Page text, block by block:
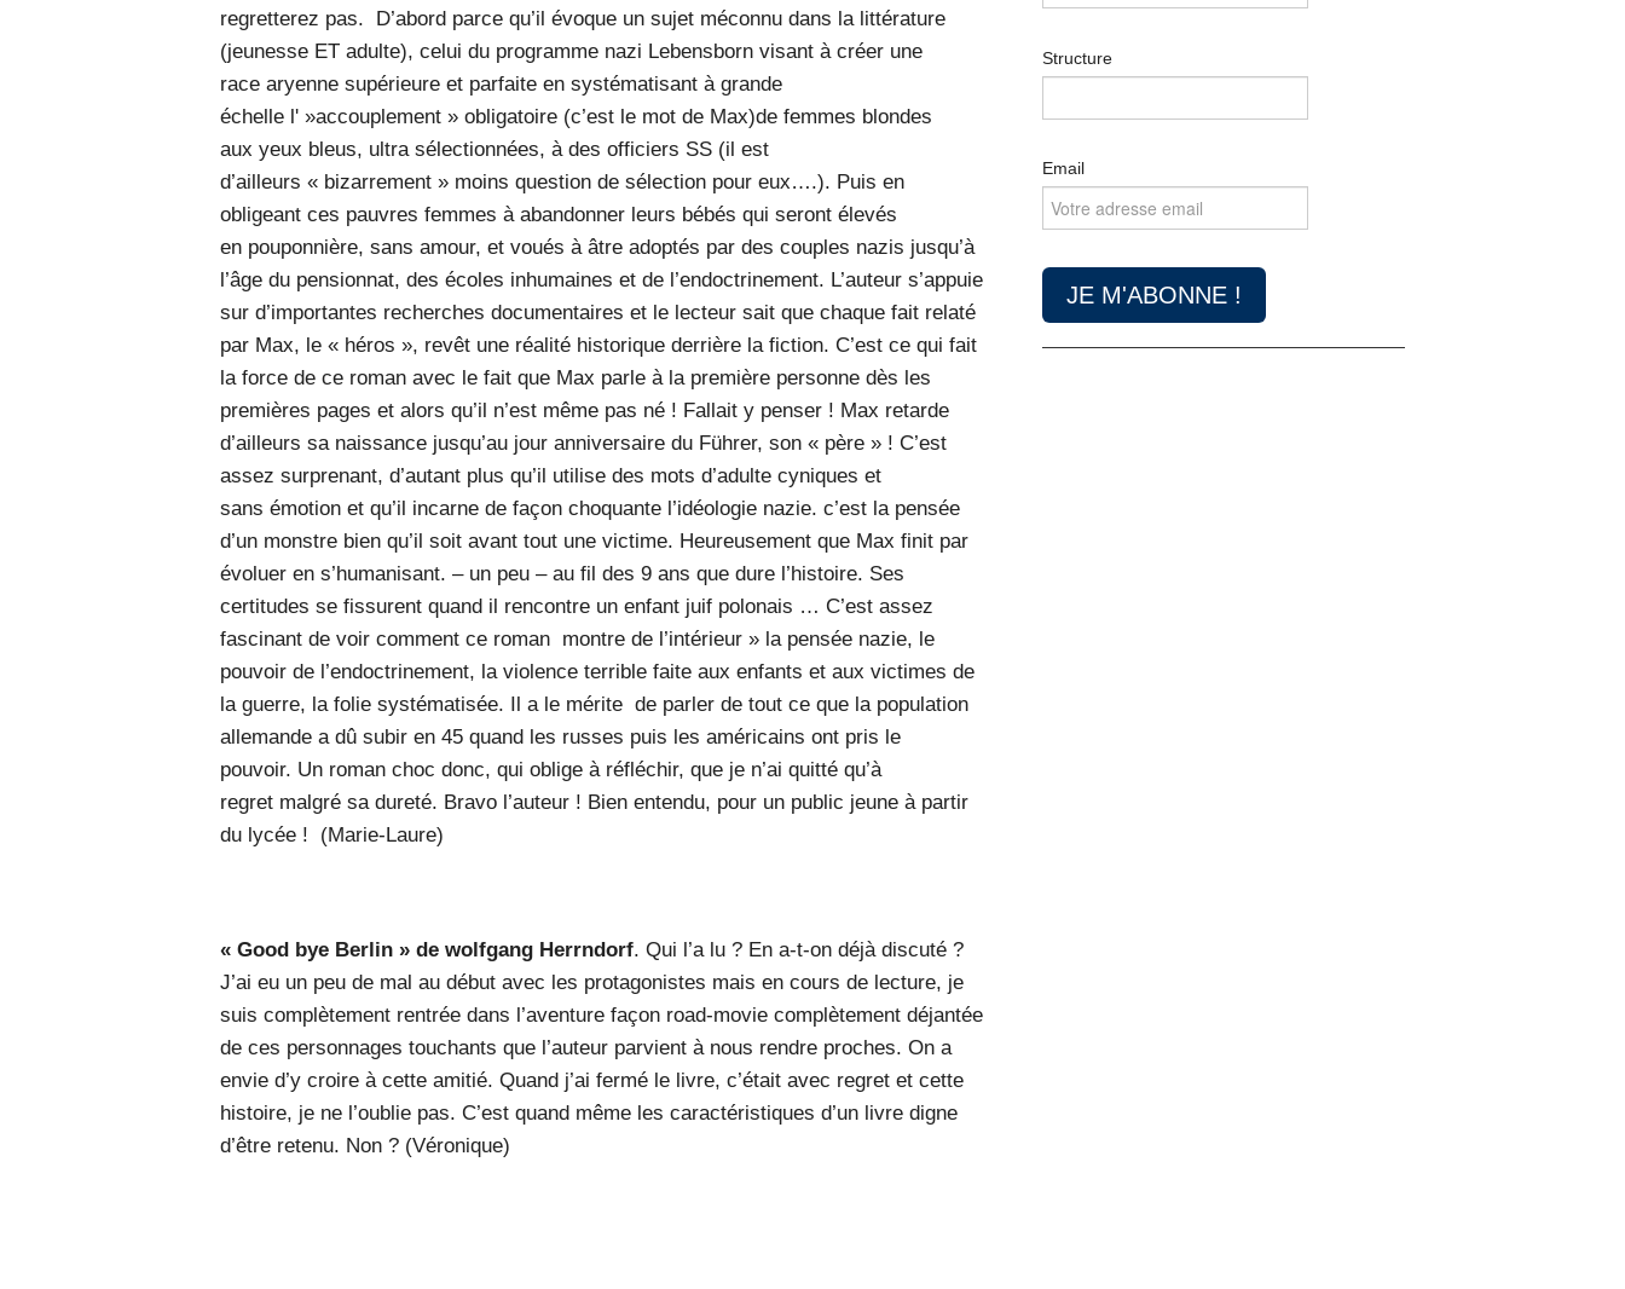
regretterez pas. D’abord parce qu’il évoque un sujet méconnu dans la littérature
(jeunesse ET adulte), celui du programme nazi Lebensborn visant à créer une
race aryenne supérieure et parfaite en systématisant à grande
échelle l' »accouplement » obligatoire (c’est le mot de Max)de femmes blondes
aux yeux bleus, ultra sélectionnées, à des officiers SS (il est
d’ailleurs « bizarrement » moins question de sélection pour eux….). Puis en
obligeant ces pauvres femmes à abandonner leurs bébés qui seront élevés
en pouponnière, sans amour, et voués à âtre adoptés par des couples nazis jusqu’à
l’âge du pensionnat, des écoles inhumaines et de l’endoctrinement. L’auteur s’appuie
sur d’importantes recherches documentaires et le lecteur sait que chaque fait relaté
par Max, le « héros », revêt une réalité historique derrière la fiction. C’est ce qui fait
la force de ce roman avec le fait que Max parle à la première personne dès les
premières pages et alors qu’il n’est même pas né ! Fallait y penser ! Max retarde
d’ailleurs sa naissance jusqu’au jour anniversaire du Führer, son « père » ! C’est
assez surprenant, d’autant plus qu’il utilise des mots d’adulte cyniques et
sans émotion et qu’il incarne de façon choquante l’idéologie nazie. c’est la pensée
d’un monstre bien qu’il soit avant tout une victime. Heureusement que Max finit par
évoluer en s’humanisant. – un peu – au fil des 9 ans que dure l’histoire. Ses
certitudes se fissurent quand il rencontre un enfant juif polonais … C’est assez
fascinant de voir comment ce roman montre de l’intérieur » la pensée nazie, le
pouvoir de l’endoctrinement, la violence terrible faite aux enfants et aux victimes de
la guerre, la folie systématisée. Il a le mérite de parler de tout ce que la population
allemande a dû subir en 45 quand les russes puis les américains ont pris le
pouvoir. Un roman choc donc, qui oblige à réfléchir, que je n’ai quitté qu’à
regret malgré sa dureté. Bravo l’auteur ! Bien entendu, pour un public jeune à partir
du lycée ! (Marie-Laure)
« Good bye Berlin » de wolfgang Herrndorf. Qui l’a lu ? En a-t-on déjà discuté ?
J’ai eu un peu de mal au début avec les protagonistes mais en cours de lecture, je
suis complètement rentrée dans l’aventure façon road-movie complètement déjantée
de ces personnages touchants que l’auteur parvient à nous rendre proches. On a
envie d’y croire à cette amitié. Quand j’ai fermé le livre, c’était avec regret et cette
histoire, je ne l’oublie pas. C’est quand même les caractéristiques d’un livre digne
d’être retenu. Non ? (Véronique)
Structure
Email